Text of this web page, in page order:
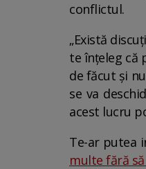
conflictul.
„Există
te înțeleg că
de făcut și
se va
acest lucru
Te-ar putea
multe fără